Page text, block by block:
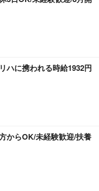
ハに携われる時給1932円
からOK/未経験歓迎/扶養